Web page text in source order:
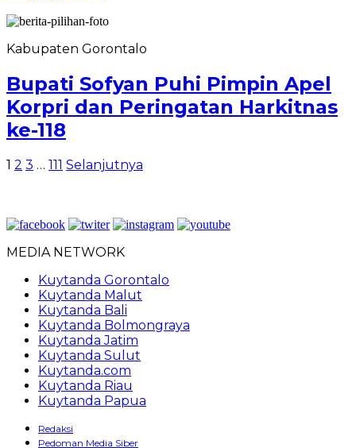
Kabupaten Gorontalo
Bupati Sofyan Puhi Pimpin Apel
Korpri dan Peringatan Harkitnas
ke-118
Paginasi
1 2 3 … 111 Selanjutnya
MEDIA NETWORK
Kuytanda Gorontalo
Kuytanda Malut
Kuytanda Bali
Kuytanda Bolmongraya
Kuytanda Jatim
Kuytanda Sulut
Kuytanda.com
Kuytanda Riau
Kuytanda Papua
Redaksi
Pedoman Media Siber